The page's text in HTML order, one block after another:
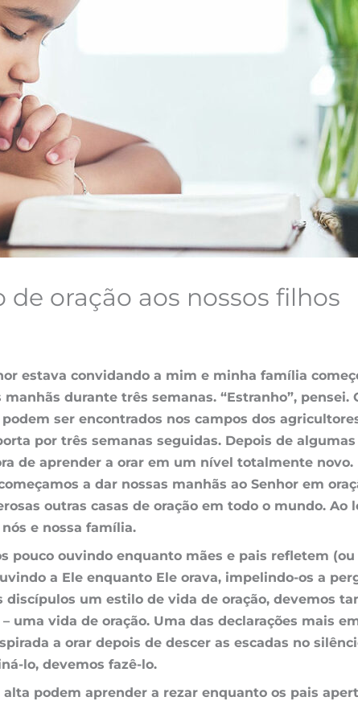
oração aos nossos filhos
estava convidando a mim e minha família
durante três semanas. “Estranho”,
ser encontrados nos campos dos
por três semanas seguidas. Depois de
de aprender a orar em um nível totalmente
a dar nossas manhãs ao Senhor em
outras casas de oração em todo o mundo. Ao
e nossa família.
pouco ouvindo enquanto mães e pais refletem
a Ele enquanto Ele orava, impelindo-os a
discípulos um estilo de vida de oração, devemos
uma vida de oração. Uma das declarações mais
a orar depois de descer as escadas no
lo, devemos fazê-lo.
podem aprender a rezar enquanto os pais